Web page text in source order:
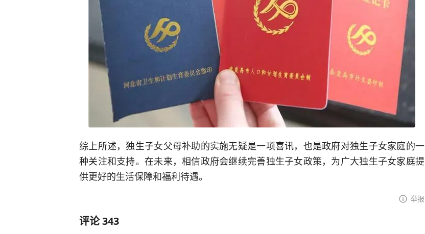
综上所述，独生子女父母补助的实施无疑是一项喜讯，也是政府对独生子女家庭的一
种关注和支持。在未来，相信政府会继续完善独生子女政策，为广大独生子女家庭提
供更好的生活保障和福利待遇。
举报
评论343